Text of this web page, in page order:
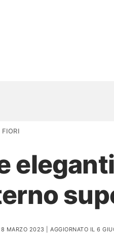
NOVITÀ
AMBIENTI
FIORI
MARZO 2023 | AGGIORNATO IL 6